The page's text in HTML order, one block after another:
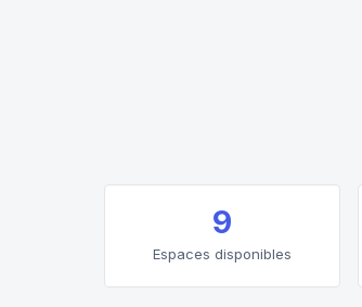
9
Espaces disponibles